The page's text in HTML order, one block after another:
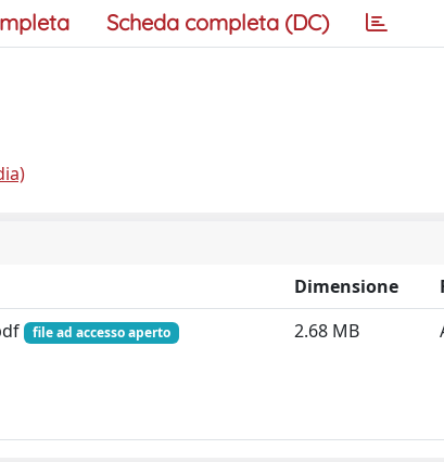
Scheda completa (DC)
Dimensione
file ad accesso aperto 2.68 MB